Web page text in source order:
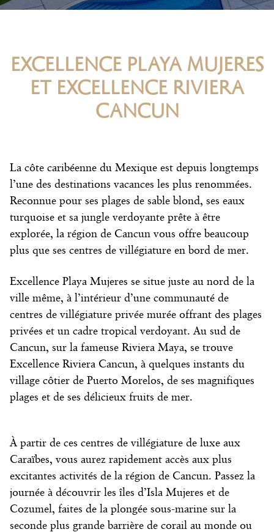
EXCELLENCE PLAYA MUJERES
ET EXCELLENCE RIVIERA
CANCUN
La côte caribéenne du Mexique est depuis longtemps
l’une des destinations vacances les plus renommées.
Reconnue pour ses plages de sable blond, ses eaux
turquoise et sa jungle verdoyante prête à être
explorée, la région de Cancun vous offre beaucoup
plus que ses centres de villégiature en bord de mer.
Excellence Playa Mujeres se situe juste au nord de la
ville même, à l’intérieur d’une communauté de
centres de villégiature privée murée offrant des plages
privées et un cadre tropical verdoyant. Au sud de
Cancun, sur la fameuse Riviera Maya, se trouve
Excellence Riviera Cancun, à quelques instants du
village côtier de Puerto Morelos, de ses magnifiques
plages et de ses délicieux fruits de mer.
À partir de ces centres de villégiature de luxe aux
Caraïbes, vous aurez rapidement accès aux plus
excitantes activités de la région de Cancun. Passez la
journée à découvrir les îles d’Isla Mujeres et de
Cozumel, faites de la plongée sous-marine sur la
seconde plus grande barrière de corail au monde ou